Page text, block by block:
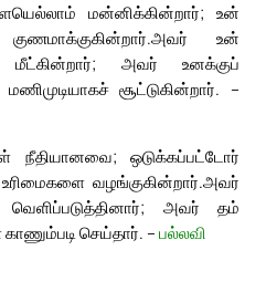
மன்னிக்கின்றார்; உன்
அவர் உன்
மீட்கின்றார்; அவர் உனக்குப்
சூட்டுகின்றார். –
ஒடுக்கப்பட்டோர்
வழங்குகின்றார்.அவர்
அவர் தம்
செய்தார். – பல்லவி